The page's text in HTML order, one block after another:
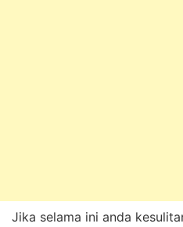
Jika selama ini anda